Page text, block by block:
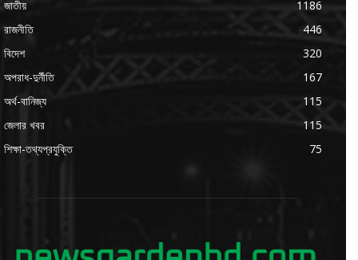
জাতীয়
1186
রাজনীতি
446
বিদেশ
320
অপরাধ-দুর্নীতি
167
অর্থ-বানিজ্য
115
জেলার খবর
115
শিক্ষা-তথ্যপ্রযুক্তি
75